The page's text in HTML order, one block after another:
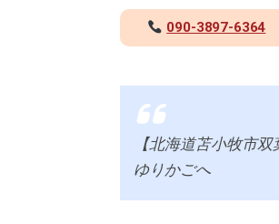
090-3897-6364
【北海道苫小牧市
ゆりかごへ